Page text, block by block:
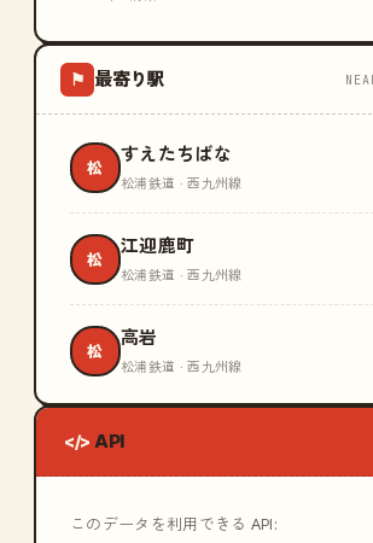
⚑ 最寄り駅
松
すえたちばな
松浦鉄道 · 西九州線
松
江迎鹿町
松浦鉄道 · 西九州線
松
高岩
松浦鉄道 · 西九州線
</> API
このデータを利用できる API: